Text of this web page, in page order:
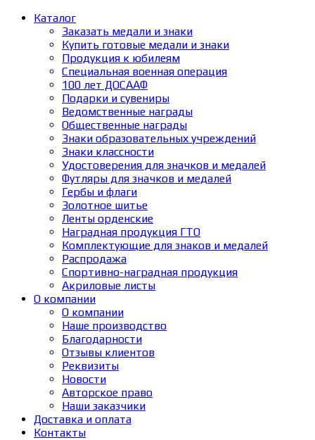
Каталог
Заказать медали и знаки
Купить готовые медали и знаки
Продукция к юбилеям
Специальная военная операция
100 лет ДОСААФ
Подарки и сувениры
Ведомственные награды
Общественные награды
Знаки образовательных учреждений
Знаки классности
Удостоверения для значков и медалей
Футляры для значков и медалей
Гербы и флаги
Золотное шитье
Ленты орденские
Наградная продукция ГТО
Комплектующие для знаков и медалей
Распродажа
Спортивно-наградная продукция
Акриловые листы
О компании
О компании
Наше производство
Благодарности
Отзывы клиентов
Реквизиты
Новости
Авторское право
Наши заказчики
Доставка и оплата
Контакты